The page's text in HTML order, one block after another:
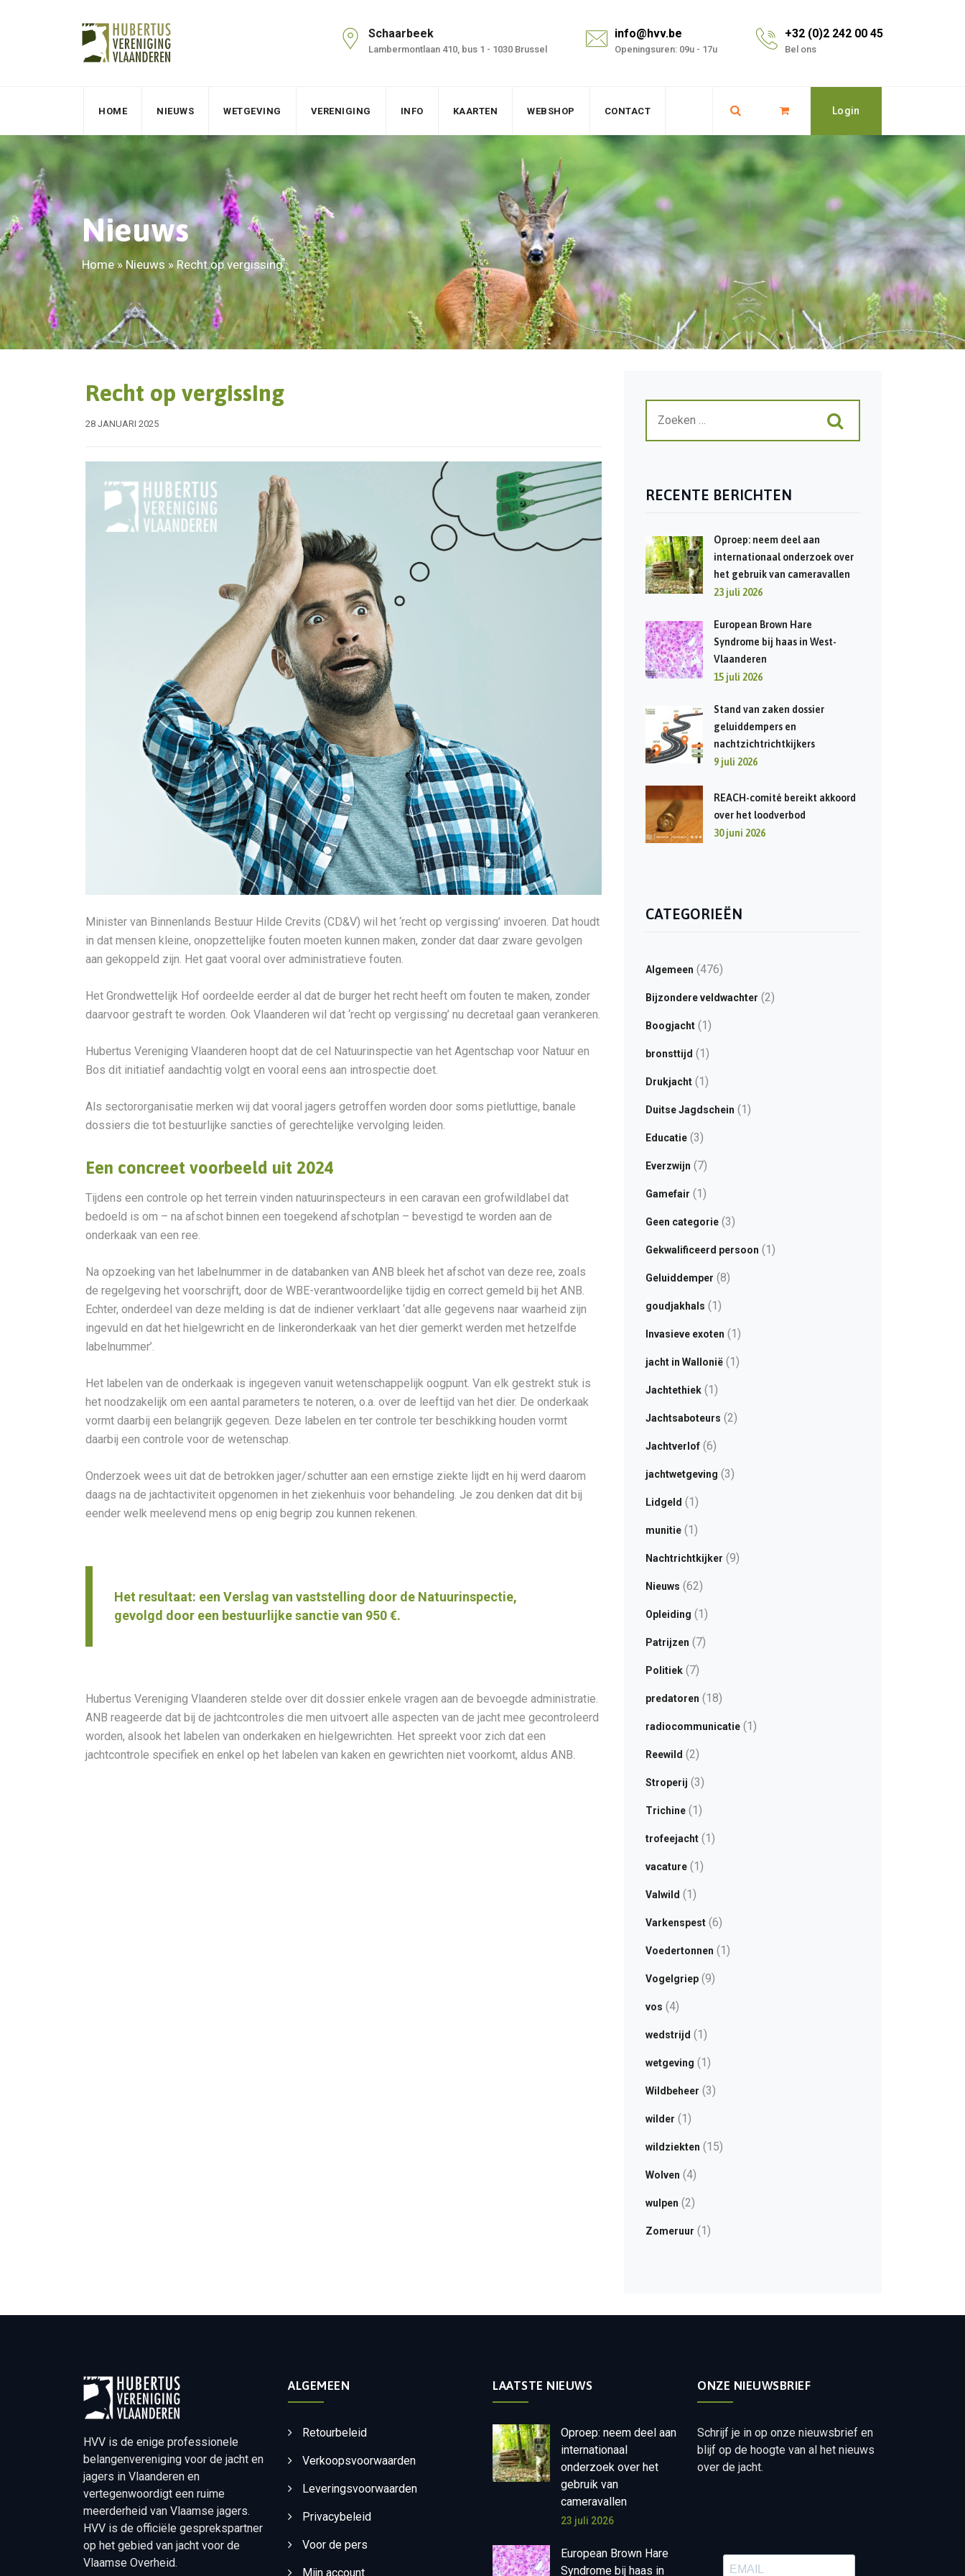
Schaarbeek
Lambermontlaan 410, bus 1 - 1030 Brussel
info@hvv.be
Openingsuren: 09u - 17u
+32 (0)2 242 00 45
Bel ons
HOME NIEUWS WETGEVING VERENIGING INFO KAARTEN WEBSHOP CONTACT Login
Nieuws
Home» Nieuws » Recht op vergissing
Recht op vergissing
28 JANUARI 2025
Minister van Binnenlands Bestuur Hilde Crevits (CD&V) wil het ‘recht op vergissing’ invoeren. Dat houdt
in dat mensen kleine, onopzettelijke fouten moeten kunnen maken, zonder dat daar zware gevolgen
aan gekoppeld zijn. Het gaat vooral over administratieve fouten.
Het Grondwettelijk Hof oordeelde eerder al dat de burger het recht heeft om fouten te maken, zonder
daarvoor gestraft te worden. Ook Vlaanderen wil dat ‘recht op vergissing’ nu decretaal gaan verankeren.
Hubertus Vereniging Vlaanderen hoopt dat de cel Natuurinspectie van het Agentschap voor Natuur en
Bos dit initiatief aandachtig volgt en vooral eens aan introspectie doet.
Als sectororganisatie merken wij dat vooral jagers getroffen worden door soms pietluttige, banale
dossiers die tot bestuurlijke sancties of gerechtelijke vervolging leiden.
Een concreet voorbeeld uit 2024
Tijdens een controle op het terrein vinden natuurinspecteurs in een caravan een grofwildlabel dat
bedoeld is om – na afschot binnen een toegekend afschotplan – bevestigd te worden aan de
onderkaak van een ree.
Na opzoeking van het labelnummer in de databanken van ANB bleek het afschot van deze ree, zoals
de regelgeving het voorschrijft, door de WBE-verantwoordelijke tijdig en correct gemeld bij het ANB.
Echter, onderdeel van deze melding is dat de indiener verklaart ‘dat alle gegevens naar waarheid zijn
ingevuld en dat het hielgewricht en de linkeronderkaak van het dier gemerkt werden met hetzelfde
labelnummer’.
Het labelen van de onderkaak is ingegeven vanuit wetenschappelijk oogpunt. Van elk gestrekt stuk is
het noodzakelijk om een aantal parameters te noteren, o.a. over de leeftijd van het dier. De onderkaak
vormt daarbij een belangrijk gegeven. Deze labelen en ter controle ter beschikking houden vormt
daarbij een controle voor de wetenschap.
Onderzoek wees uit dat de betrokken jager/schutter aan een ernstige ziekte lijdt en hij werd daarom
daags na de jachtactiviteit opgenomen in het ziekenhuis voor behandeling. Je zou denken dat dit bij
eender welk meelevend mens op enig begrip zou kunnen rekenen.
Het resultaat: een Verslag van vaststelling door de Natuurinspectie,
gevolgd door een bestuurlijke sanctie van 950 €.
Hubertus Vereniging Vlaanderen stelde over dit dossier enkele vragen aan de bevoegde administratie.
ANB reageerde dat bij de jachtcontroles die men uitvoert alle aspecten van de jacht mee gecontroleerd
worden, alsook het labelen van onderkaken en hielgewrichten. Het spreekt voor zich dat een
jachtcontrole specifiek en enkel op het labelen van kaken en gewrichten niet voorkomt, aldus ANB.
RECENTE BERICHTEN
Oproep: neem deel aan
internationaal onderzoek over
het gebruik van cameravallen
23 juli 2026
European Brown Hare
Syndrome bij haas in West-
Vlaanderen
15 juli 2026
Stand van zaken dossier
geluiddempers en
nachtzichtrichtkijkers
9 juli 2026
REACH-comité bereikt akkoord
over het loodverbod
30 juni 2026
CATEGORIEËN
Algemeen (476)
Bijzondere veldwachter (2)
Boogjacht(1)
bronsttijd (1)
Drukjacht(1)
Duitse Jagdschein (1)
Educatie(3)
Everzwijn (7)
Gamefair (1)
Geen categorie(3)
Gekwalificeerd persoon (1)
Geluiddemper (8)
goudjakhals (1)
Invasieve exoten (1)
jacht in Wallonië(1)
Jachtethiek(1)
Jachtsaboteurs (2)
Jachtverlof(6)
jachtwetgeving (3)
Lidgeld (1)
munitie(1)
Nachtrichtkijker (9)
Nieuws (62)
Opleiding (1)
Patrijzen (7)
Politiek(7)
predatoren (18)
radiocommunicatie(1)
Reewild (2)
Stroperij (3)
Trichine(1)
trofeejacht(1)
vacature(1)
Valwild (1)
Varkenspest(6)
Voedertonnen (1)
Vogelgriep(9)
vos (4)
wedstrijd (1)
wetgeving (1)
Wildbeheer (3)
wilder (1)
wildziekten (15)
Wolven (4)
wulpen (2)
Zomeruur (1)
HVV is de enige professionele
belangenvereniging voor de jacht en
jagers in Vlaanderen en
vertegenwoordigt een ruime
meerderheid van Vlaamse jagers.
HVV is de officiële gesprekspartner
op het gebied van jacht voor de
Vlaamse Overheid.
ALGEMEEN
Retourbeleid
Verkoopsvoorwaarden
Leveringsvoorwaarden
Privacybeleid
Voor de pers
Mijn account
LAATSTE NIEUWS
Oproep: neem deel aan
internationaal
onderzoek over het
gebruik van
cameravallen
23 juli 2026
European Brown Hare
Syndrome bij haas in
ONZE NIEUWSBRIEF
Schrijf je in op onze nieuwsbrief en
blijf op de hoogte van al het nieuws
over de jacht.